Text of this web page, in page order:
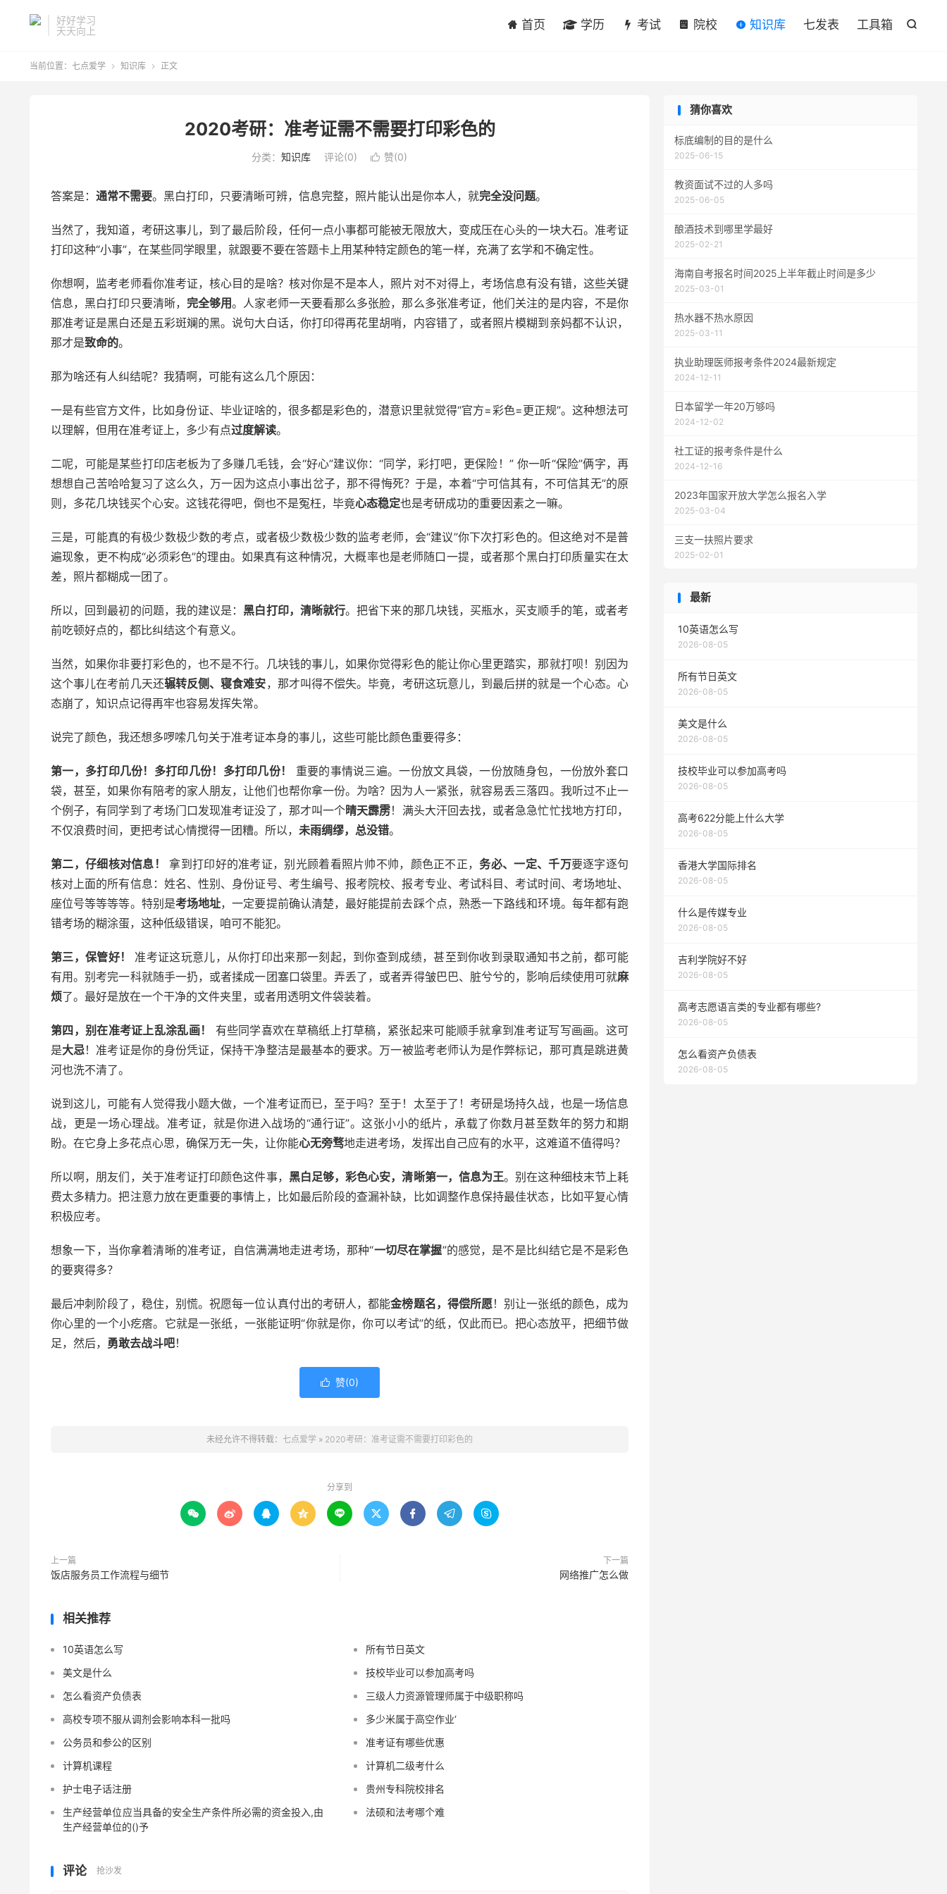
好好学习
天天向上

首页 学历 考试 院校 知识库 七发表 工具箱
当前位置： 七点爱学  知识库  正文
2020考研：准考证需不需要打印彩色的
分类： 知识库 评论(0)  赞(0)
答案是： 通常不需要。黑白打印，只要清晰可辨，信息完整，照片能认出是你本人，就完全没问题。
当然了，我知道，考研这事儿，到了最后阶段，任何一点小事都可能被无限放大，变成压在心头的一块大石。准考证
打印这种“小事”，在某些同学眼里，就跟要不要在答题卡上用某种特定颜色的笔一样，充满了玄学和不确定性。
你想啊，监考老师看你准考证，核心目的是啥？核对你是不是本人，照片对不对得上，考场信息有没有错，这些关键
信息，黑白打印只要清晰， 完全够用。人家老师一天要看那么多张脸，那么多张准考证，他们关注的是内容，不是你
那准考证是黑白还是五彩斑斓的黑。说句大白话，你打印得再花里胡哨，内容错了，或者照片模糊到亲妈都不认识，
那才是致命的。
那为啥还有人纠结呢？我猜啊，可能有这么几个原因：
一是有些官方文件，比如身份证、毕业证啥的，很多都是彩色的，潜意识里就觉得“官方=彩色=更正规”。这种想法可
以理解，但用在准考证上，多少有点过度解读。
二呢，可能是某些打印店老板为了多赚几毛钱，会“好心”建议你：“同学，彩打吧，更保险！” 你一听“保险”俩字，再
想想自己苦哈哈复习了这么久，万一因为这点小事出岔子，那不得悔死？于是，本着“宁可信其有，不可信其无”的原
则，多花几块钱买个心安。这钱花得吧，倒也不是冤枉，毕竟心态稳定也是考研成功的重要因素之一嘛。
三是，可能真的有极少数极少数的考点，或者极少数极少数的监考老师，会“建议”你下次打彩色的。但这绝对不是普
遍现象，更不构成“必须彩色”的理由。如果真有这种情况，大概率也是老师随口一提，或者那个黑白打印质量实在太
差，照片都糊成一团了。
所以，回到最初的问题，我的建议是：黑白打印，清晰就行。把省下来的那几块钱，买瓶水，买支顺手的笔，或者考
前吃顿好点的，都比纠结这个有意义。
当然，如果你非要打彩色的，也不是不行。几块钱的事儿，如果你觉得彩色的能让你心里更踏实，那就打呗！别因为
这个事儿在考前几天还辗转反侧、寝食难安，那才叫得不偿失。毕竟，考研这玩意儿，到最后拼的就是一个心态。心
态崩了，知识点记得再牢也容易发挥失常。
说完了颜色，我还想多啰嗦几句关于准考证本身的事儿，这些可能比颜色重要得多：
第一，多打印几份！多打印几份！多打印几份！
重要的事情说三遍。一份放文具袋，一份放随身包，一份放外套口
袋，甚至，如果你有陪考的家人朋友，让他们也帮你拿一份。为啥？因为人一紧张，就容易丢三落四。我听过不止一
个例子，有同学到了考场门口发现准考证没了，那才叫一个晴天霹雳！满头大汗回去找，或者急急忙忙找地方打印，
不仅浪费时间，更把考试心情搅得一团糟。所以， 未雨绸缪，总没错。
第二，仔细核对信息！ 拿到打印好的准考证，别光顾着看照片帅不帅，颜色正不正，务必、一定、千万要逐字逐句
核对上面的所有信息：姓名、性别、身份证号、考生编号、报考院校、报考专业、考试科目、考试时间、考场地址、
座位号等等等等。特别是考场地址，一定要提前确认清楚，最好能提前去踩个点，熟悉一下路线和环境。每年都有跑
错考场的糊涂蛋，这种低级错误，咱可不能犯。
第三，保管好！
准考证这玩意儿，从你打印出来那一刻起，到你查到成绩，甚至到你收到录取通知书之前，都可能
有用。别考完一科就随手一扔，或者揉成一团塞口袋里。弄丢了，或者弄得皱巴巴、脏兮兮的，影响后续使用可就麻
烦了。最好是放在一个干净的文件夹里，或者用透明文件袋装着。
第四，别在准考证上乱涂乱画！
有些同学喜欢在草稿纸上打草稿，紧张起来可能顺手就拿到准考证写写画画。这可
是大忌！准考证是你的身份凭证，保持干净整洁是最基本的要求。万一被监考老师认为是作弊标记，那可真是跳进黄
河也洗不清了。
说到这儿，可能有人觉得我小题大做，一个准考证而已，至于吗？至于！太至于了！考研是场持久战，也是一场信息
战，更是一场心理战。准考证，就是你进入战场的“通行证”。这张小小的纸片，承载了你数月甚至数年的努力和期
盼。在它身上多花点心思，确保万无一失，让你能心无旁骛地走进考场，发挥出自己应有的水平，这难道不值得吗？
所以啊，朋友们，关于准考证打印颜色这件事， 黑白足够，彩色心安，清晰第一，信息为王。别在这种细枝末节上耗
费太多精力。把注意力放在更重要的事情上，比如最后阶段的查漏补缺，比如调整作息保持最佳状态，比如平复心情
积极应考。
想象一下，当你拿着清晰的准考证，自信满满地走进考场，那种“一切尽在掌握”的感觉，是不是比纠结它是不是彩色
的要爽得多？
最后冲刺阶段了，稳住，别慌。祝愿每一位认真付出的考研人，都能金榜题名，得偿所愿！别让一张纸的颜色，成为
你心里的一个小疙瘩。它就是一张纸，一张能证明“你就是你，你可以考试”的纸，仅此而已。把心态放平，把细节做
足，然后， 勇敢去战斗吧！
 赞(0)
未经允许不得转载： 七点爱学 » 2020考研：准考证需不需要打印彩色的
分享到
        
上一篇
饭店服务员工作流程与细节
下一篇
网络推广怎么做
相关推荐
10英语怎么写
所有节日英文
美文是什么
技校毕业可以参加高考吗
怎么看资产负债表
三级人力资源管理师属于中级职称吗
高校专项不服从调剂会影响本科一批吗
多少米属于高空作业‘
公务员和参公的区别
准考证有哪些优惠
计算机课程
计算机二级考什么
护士电子话注册
贵州专科院校排名
生产经营单位应当具备的安全生产条件所必需的资金投入,由
生产经营单位的()予
法硕和法考哪个难
评论 抢沙发
猜你喜欢
标底编制的目的是什么
2025-06-15
教资面试不过的人多吗
2025-06-05
酿酒技术到哪里学最好
2025-02-21
海南自考报名时间2025上半年截止时间是多少
2025-03-01
热水器不热水原因
2025-03-11
执业助理医师报考条件2024最新规定
2024-12-11
日本留学一年20万够吗
2024-12-02
社工证的报考条件是什么
2024-12-16
2023年国家开放大学怎么报名入学
2025-03-04
三支一扶照片要求
2025-02-01
最新
10英语怎么写
2026-08-05
所有节日英文
2026-08-05
美文是什么
2026-08-05
技校毕业可以参加高考吗
2026-08-05
高考622分能上什么大学
2026-08-05
香港大学国际排名
2026-08-05
什么是传媒专业
2026-08-05
吉利学院好不好
2026-08-05
高考志愿语言类的专业都有哪些?
2026-08-05
怎么看资产负债表
2026-08-05